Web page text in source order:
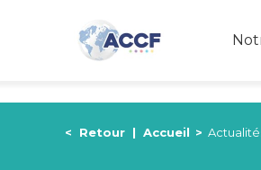
< Retour | Accueil >